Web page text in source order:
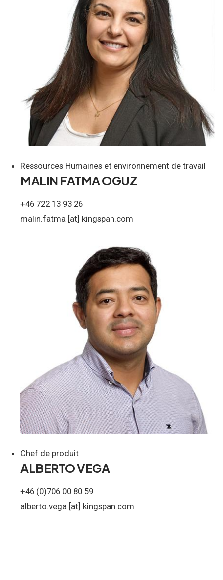
Ressources Humaines et environnement de travail
MALIN FATMA OGUZ
+46 722 13 93 26
malin.fatma [at] kingspan.com
Chef de produit
ALBERTO VEGA
+46 (0)706 00 80 59
alberto.vega [at] kingspan.com